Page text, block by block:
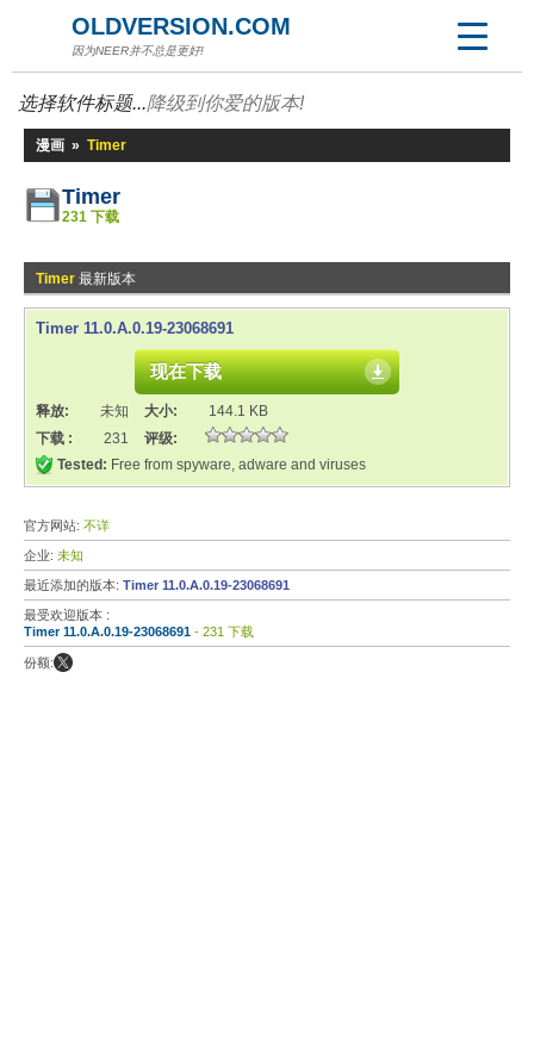
OLDVERSION.COM
因为NEER并不总是更好!
选择软件标题...降级到你爱的版本!
漫画 » Timer
Timer
231 下载
Timer 最新版本
Timer 11.0.A.0.19-23068691
现在下载
释放: 未知 大小:
144.1 KB
下载 :
231
评级:
Tested: Free from spyware, adware and viruses
官方网站: 不详
企业: 未知
最近添加的版本: Timer 11.0.A.0.19-23068691
最受欢迎版本 :
Timer 11.0.A.0.19-23068691 - 231 下载
份额: